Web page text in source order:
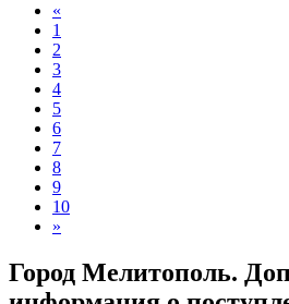
«
1
2
3
4
5
6
7
8
9
10
»
Город Мелитополь.